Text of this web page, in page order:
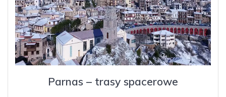
Parnas – trasy spacerowe